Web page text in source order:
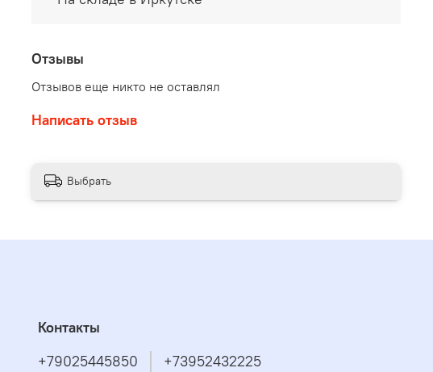
Отзывы
Отзывов еще никто не оставлял
Написать отзыв
Выбрать
Контакты
+79025445850
+73952432225